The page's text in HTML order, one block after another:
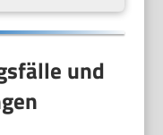
und